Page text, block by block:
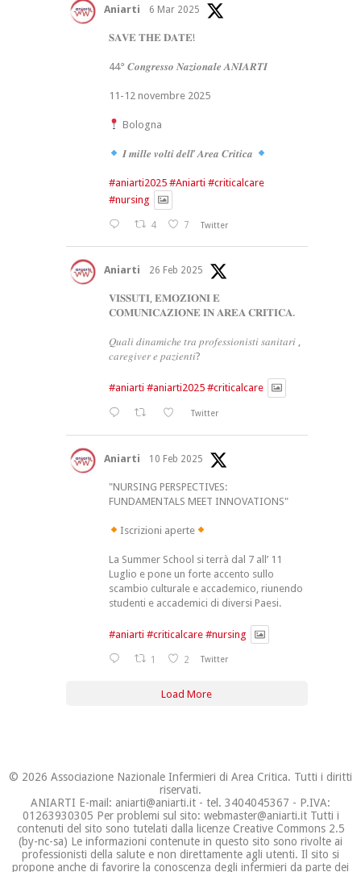
Aniarti 6 Mar 2025
𝐒𝐀𝐕𝐄 𝐓𝐇𝐄 𝐃𝐀𝐓𝐄!
44° 𝑪𝒐𝒏𝒈𝒓𝒆𝒔𝒔𝒐 𝑵𝒂𝒛𝒊𝒐𝒏𝒂𝒍𝒆 𝑨𝑵𝑰𝑨𝑹𝑻𝑰
11-12 novembre 2025
Bologna
𝑰 𝒎𝒊𝒍𝒍𝒆 𝒗𝒐𝒍𝒕𝒊 𝒅𝒆𝒍𝒍’ 𝑨𝒓𝒆𝒂 𝑪𝒓𝒊𝒕𝒊𝒄𝒂
#aniarti2025 #Aniarti #criticalcare
#nursing
4 7 Twitter
Aniarti 26 Feb 2025
𝐕𝐈𝐒𝐒𝐔𝐓𝐈, 𝐄𝐌𝐎𝐙𝐈𝐎𝐍𝐈 𝐄
𝐂𝐎𝐌𝐔𝐍𝐈𝐂𝐀𝐙𝐈𝐎𝐍𝐄 𝐈𝐍 𝐀𝐑𝐄𝐀 𝐂𝐑𝐈𝐓𝐈𝐂𝐀.
𝑄𝑢𝑎𝑙𝑖 𝑑𝑖𝑛𝑎𝑚𝑖𝑐ℎ𝑒 𝑡𝑟𝑎 𝑝𝑟𝑜𝑓𝑒𝑠𝑠𝑖𝑜𝑛𝑖𝑠𝑡𝑖 𝑠𝑎𝑛𝑖𝑡𝑎𝑟𝑖 ,
𝑐𝑎𝑟𝑒𝑔𝑖𝑣𝑒𝑟 𝑒 𝑝𝑎𝑧𝑖𝑒𝑛𝑡𝑖?
#aniarti #aniarti2025 #criticalcare
Twitter
Aniarti 10 Feb 2025
"NURSING PERSPECTIVES:
FUNDAMENTALS MEET INNOVATIONS"
Iscrizioni aperte
La Summer School si terrà dal 7 all’ 11
Luglio e pone un forte accento sullo
scambio culturale e accademico, riunendo
studenti e accademici di diversi Paesi.
#aniarti #criticalcare #nursing
1 2 Twitter
Load More
© 2026 Associazione Nazionale Infermieri di Area Critica. Tutti i diritti
riservati.
ANIARTI E-mail: aniarti@aniarti.it - tel. 3404045367 - P.IVA:
01263930305 Per problemi sul sito: webmaster@aniarti.it Tutti i
contenuti del sito sono tutelati dalla licenze Creative Commons 2.5
(by-nc-sa) Le informazioni contenute in questo sito sono rivolte ai
professionisti della salute e non direttamente agli utenti. Il sito si
propone anche di favorire la conoscenza degli infermieri da parte dei